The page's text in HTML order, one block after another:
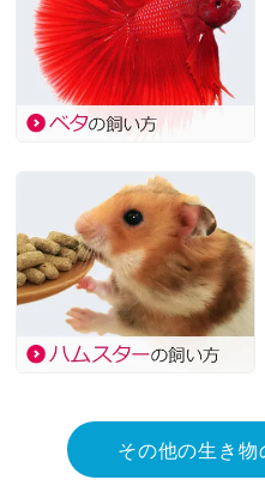
その他の生き